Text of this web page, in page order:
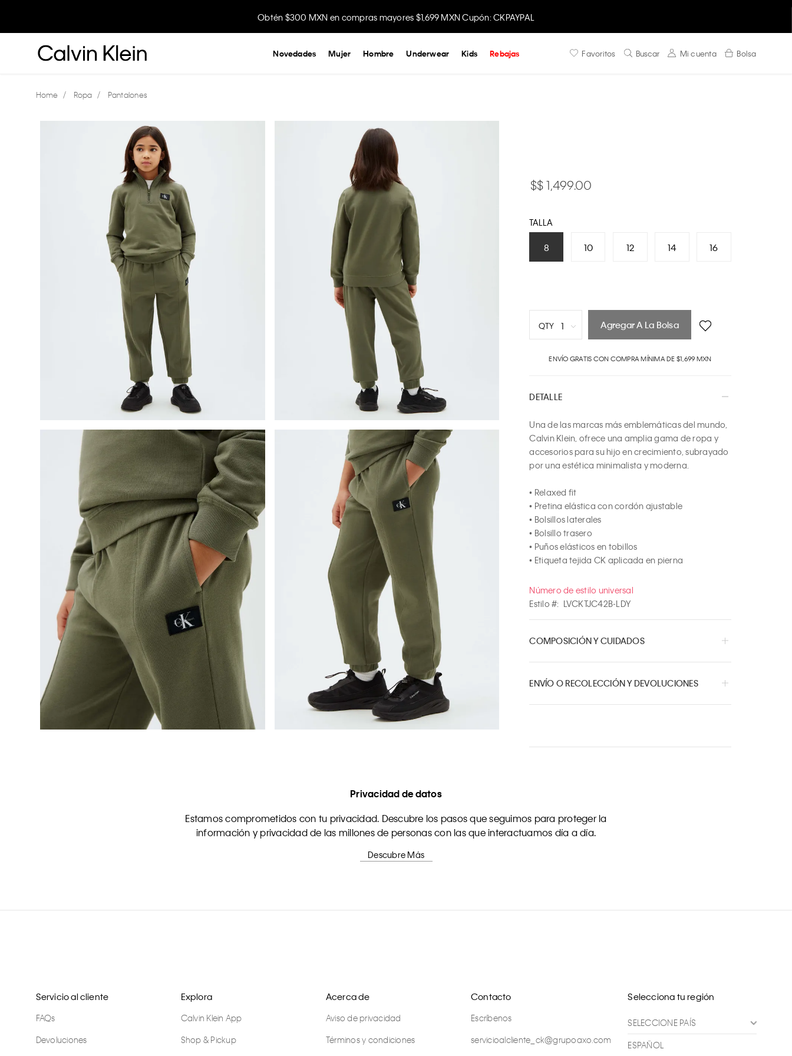
Obtén $300 MXN en compras mayores $1,699 MXN Cupón: CKPAYPAL
Favoritos Buscar Mi cuenta Bolsa
Novedades Mujer Hombre Underwear Kids Rebajas
Ropa Pantalones
$ 1,499.00
TALLA
8 10 12 14 16
QTY 1
7
8
9
Agregar A La Bolsa
ENVÍO GRATIS CON COMPRA MÍNIMA DE $1,699 MXN
DETALLE
Una de las marcas más emblemáticas del mundo,
Calvin Klein, ofrece una amplia gama de ropa y
accesorios para su hijo en crecimiento, subrayado
por una estética minimalista y moderna.
• Relaxed fit
• Pretina elástica con cordón ajustable
• Bolsillos laterales
• Bolsillo trasero
• Puños elásticos en tobillos
• Etiqueta tejida CK aplicada en pierna
Número de estilo universal
Estilo #: LVCKTJC42B-LDY
COMPOSICIÓN Y CUIDADOS
ENVÍO O RECOLECCIÓN Y DEVOLUCIONES
Privacidad de datos
Estamos comprometidos con tu privacidad. Descubre los pasos que seguimos para proteger la
información y privacidad de las millones de personas con las que interactuamos día a día.
Descubre Más
Servicio al cliente
FAQs
Devoluciones
Explora
Calvin Klein App
Shop & Pickup
Acerca de
Aviso de privacidad
Términos y condiciones
Contacto
Escríbenos
servicioalcliente_ck@grupoaxo.com
Selecciona tu región
SELECCIONE PAÍS
ESPAÑOL